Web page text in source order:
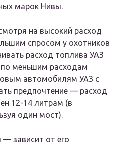
марок Нивы.
на высокий расход
спросом у охотников
расход топлива УАЗ
меньшим расходам
автомобилям УАЗ с
предпочтение — расход
12-14 литрам (в
один мост).
зависит от его